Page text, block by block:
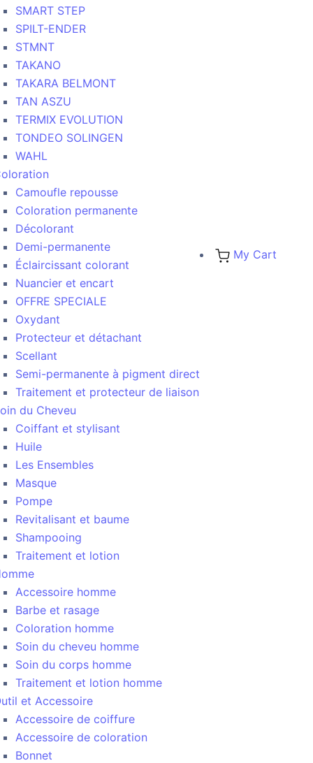
My Cart
SMART STEP
SPILT-ENDER
STMNT
TAKANO
TAKARA BELMONT
TAN ASZU
TERMIX EVOLUTION
TONDEO SOLINGEN
WAHL
Camoufle repousse
Coloration permanente
Décolorant
Demi-permanente
Éclaircissant colorant
Nuancier et encart
OFFRE SPECIALE
Oxydant
Protecteur et détachant
Scellant
Semi-permanente à pigment direct
Traitement et protecteur de liaison
du Cheveu
Coiffant et stylisant
Huile
Les Ensembles
Masque
Pompe
Revitalisant et baume
Shampooing
Traitement et lotion
Accessoire homme
Barbe et rasage
Coloration homme
Soin du cheveu homme
Soin du corps homme
Traitement et lotion homme
et Accessoire
Accessoire de coiffure
Accessoire de coloration
Bonnet